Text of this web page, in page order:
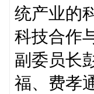
统产业的
科技合作
副委员长
福、费孝